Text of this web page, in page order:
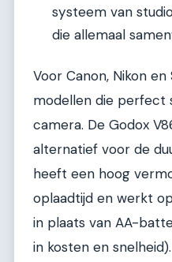
systeem van
die allemaal
Voor Canon, Nikon
modellen die perfect
camera. De Godox
alternatief voor de
heeft een hoog
oplaadtijd en werkt
in plaats van AA-
in kosten en